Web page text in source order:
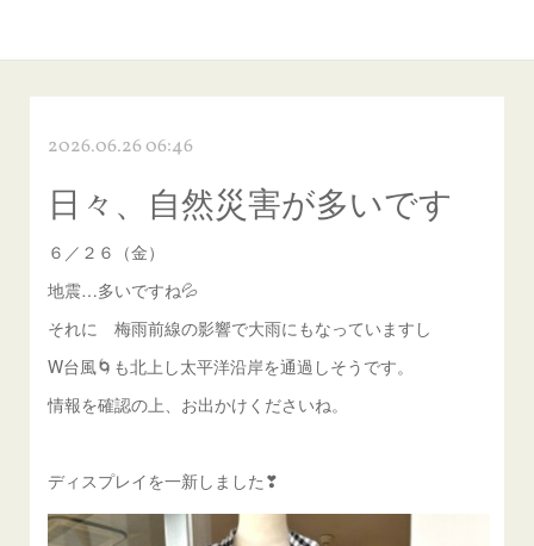
2026.06.26 06:46
日々、自然災害が多いです
６／２６（金）
地震…多いですね💦
それに 梅雨前線の影響で大雨にもなっていますし
W台風🌀も北上し太平洋沿岸を通過しそうです。
情報を確認の上、お出かけくださいね。
ディスプレイを一新しました❣